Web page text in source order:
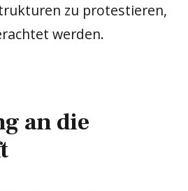
zu protestieren,
werden.
an die